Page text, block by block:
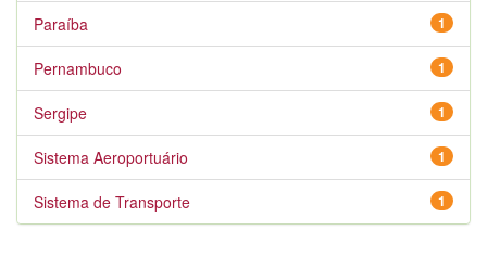
1
Paraíba
1
Pernambuco
1
Sergipe
1
Sistema Aeroportuário
1
Sistema de Transporte